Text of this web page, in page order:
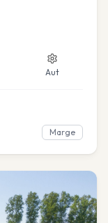
Aut
Marge